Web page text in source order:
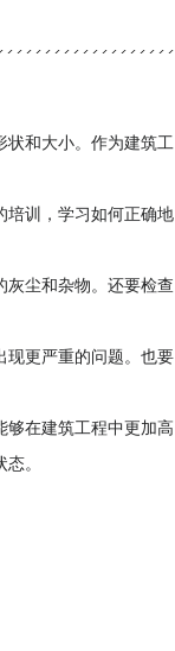
状和大小。作为建筑工
训，学习如何正确地
尘和杂物。还要检查
更严重的问题。也要
在建筑工程中更加高
。